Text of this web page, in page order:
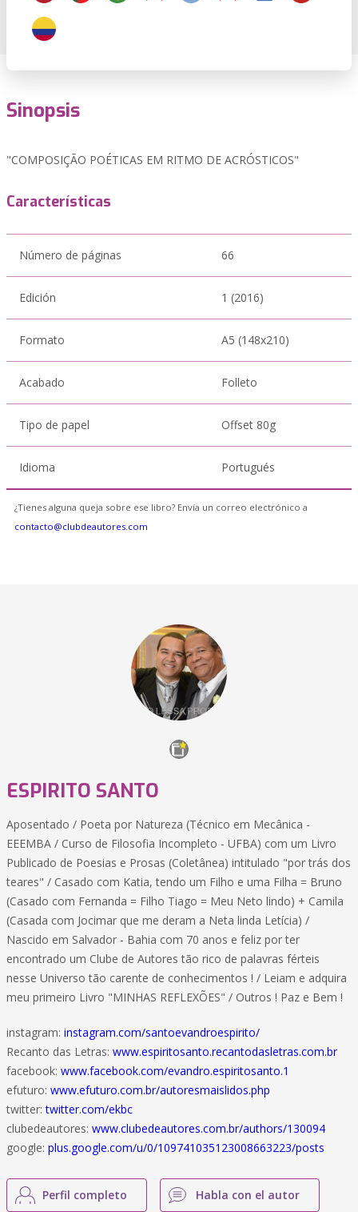
Sinopsis
"COMPOSIÇÃO POÉTICAS EM RITMO DE ACRÓSTICOS"
Características
Número de páginas 66
Edición 1 (2016)
Formato A5 (148x210)
Acabado Folleto
Tipo de papel Offset 80g
Idioma Portugués
¿Tienes alguna queja sobre ese libro? Envía un correo electrónico a
contacto@clubdeautores.com
ESPIRITO SANTO
Aposentado / Poeta por Natureza (Técnico em Mecânica -
EEEMBA / Curso de Filosofia Incompleto - UFBA) com um Livro
Publicado de Poesias e Prosas (Coletânea) intitulado "por trás dos
teares" / Casado com Katia, tendo um Filho e uma Filha = Bruno
(Casado com Fernanda = Filho Tiago = Meu Neto lindo) + Camila
(Casada com Jocimar que me deram a Neta linda Letícia) /
Nascido em Salvador - Bahia com 70 anos e feliz por ter
encontrado um Clube de Autores tão rico de palavras férteis
nesse Universo tão carente de conhecimentos ! / Leiam e adquira
meu primeiro Livro "MINHAS REFLEXÕES" / Outros ! Paz e Bem !
instagram: instagram.com/santoevandroespirito/
Recanto das Letras: www.espiritosanto.recantodasletras.com.br
facebook: www.facebook.com/evandro.espiritosanto.1
efuturo: www.efuturo.com.br/autoresmaislidos.php
twitter:twitter.com/ekbc
clubedeautores: www.clubedeautores.com.br/authors/130094
google: plus.google.com/u/0/109741035123008663223/posts
Perfil completo Habla con el autor